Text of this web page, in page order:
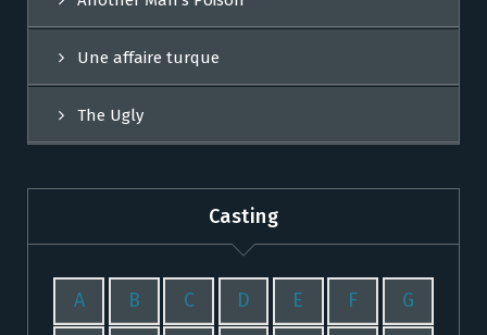
Une affaire turque
The Ugly
Casting
A B C D E F G